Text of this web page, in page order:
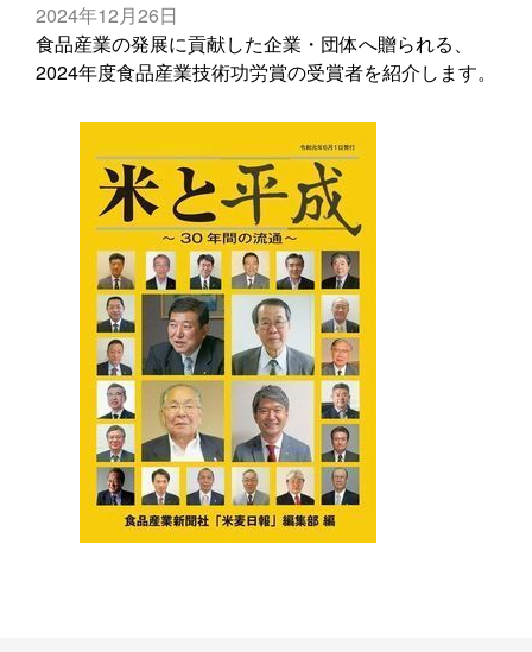
2024年12月26日
食品産業の発展に貢献した企業・団体へ贈られる、
2024年度食品産業技術功労賞の受賞者を紹介します。